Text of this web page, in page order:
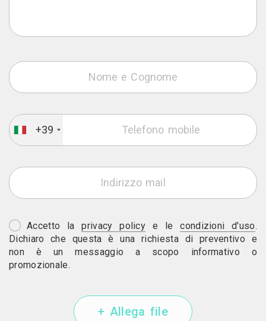
+39
Accetto laprivacy policy e lecondizioni d'uso.
Dichiaro che questa è una richiesta di preventivo e
non è un messaggio a scopo informativo o
promozionale.
+ Allega file